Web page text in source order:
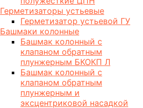
Герметизаторы устьевые
Герметизатор устьевой ГУ
Башмаки колонные
Башмак колонный с
клапаном обратным
плунжерным БКОКП Л
Башмак колонный с
клапаном обратным
плунжерным и
эксцентриковой насадкой